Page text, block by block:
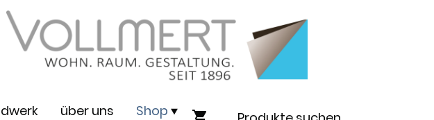
über uns Shop